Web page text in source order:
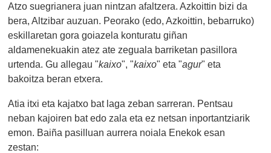
Atzo suegrianera juan nintzan afaltzera. Azkoittin bizi da
bera, Altzibar auzuan. Peorako (edo, Azkoittin, bebarruko)
eskillaretan gora goiazela konturatu giñan
aldamenekuakin atez ate zeguala barriketan pasillora
urtenda. Gu allegau "kaixo", "kaixo" eta "agur" eta
bakoitza beran etxera.
Atia itxi eta kajatxo bat laga zeban sarreran. Pentsau
neban kajoiren bat edo zala eta ez netsan inportantziarik
emon. Baiña pasilluan aurrera noiala Enekok esan
zestan: